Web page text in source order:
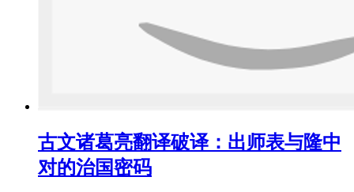
古文诸葛亮翻译破译：出师表与隆中
对的治国密码